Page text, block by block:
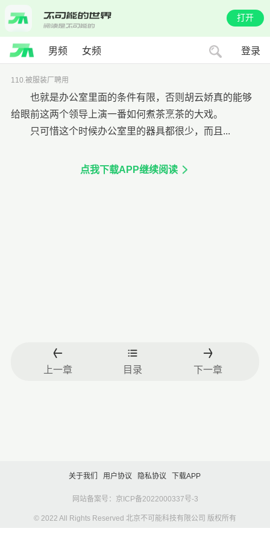
打开
男频 女频 登录
110.被服装厂聘用
也就是办公室里面的条件有限，否则胡云娇真的能够
给眼前这两个领导上演一番如何煮茶烹茶的大戏。
只可惜这个时候办公室里的器具都很少，而且...
点我下载APP继续阅读
上一章 目录 下一章
关于我们 用户协议 隐私协议 下载APP
网站备案号：京ICP备2022000337号-3
© 2022 All Rights Reserved 北京不可能科技有限公司 版权所有